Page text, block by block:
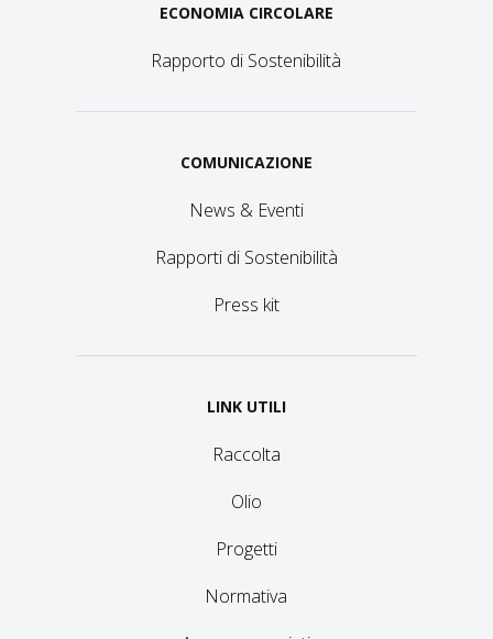
ECONOMIA CIRCOLARE
Rapporto di Sostenibilità
COMUNICAZIONE
News & Eventi
Rapporti di Sostenibilità
Press kit
LINK UTILI
Raccolta
Olio
Progetti
Normativa